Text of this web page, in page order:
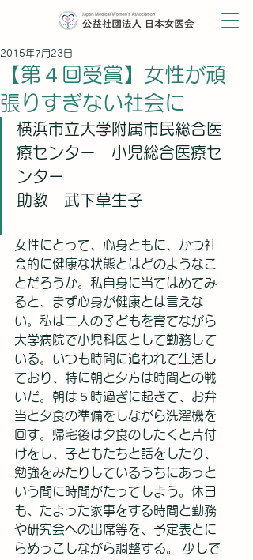
【第４回受賞】女性が頑
張りすぎない社会に
2015年7月23日
横浜市立大学附属市民総合医
療センター　小児総合医療セ
ンター
助教　武下草生子
女性にとって、心身ともに、かつ社
会的に健康な状態とはどのようなこ
とだろうか。私自身に当てはめてみ
ると、まず心身が健康とは言えな
い。私は二人の子どもを育てながら
大学病院で小児科医として勤務して
いる。いつも時間に追われて生活し
ており、特に朝と夕方は時間との戦
いだ。朝は５時過ぎに起きて、お弁
当と夕食の準備をしながら洗濯機を
回す。帰宅後は夕食のしたくと片付
けをし、子どもたちと話をしたり、
勉強をみたりしているうちにあっと
いう間に時間がたってしまう。休日
も、たまった家事をする時間と勤務
や研究会への出席等を、予定表とに
らめっこしながら調整する。 少しで